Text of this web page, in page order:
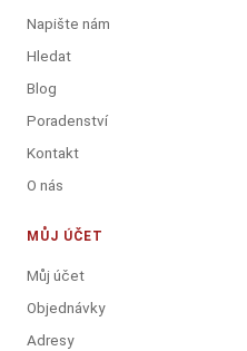
Napište nám
Hledat
Blog
Poradenství
Kontakt
O nás
MŮJ ÚČET
Můj účet
Objednávky
Adresy